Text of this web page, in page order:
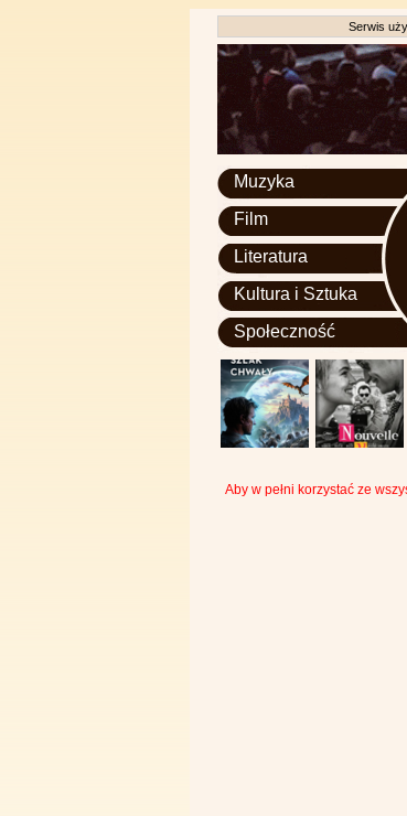
Serwis
Muzyka
Film
Literatura
Kultura i Sztuka
Społeczność
Aby w pełni korzystać ze